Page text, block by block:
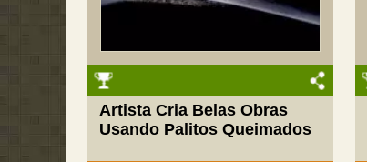
Artista Cria Belas Obras
Usando Palitos Queimados